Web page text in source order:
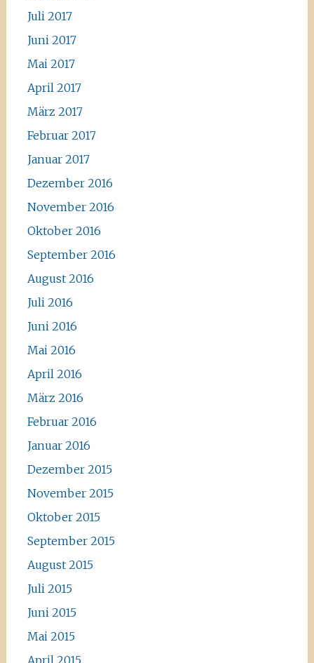
Juli 2017
Juni 2017
Mai 2017
April 2017
März 2017
Februar 2017
Januar 2017
Dezember 2016
November 2016
Oktober 2016
September 2016
August 2016
Juli 2016
Juni 2016
Mai 2016
April 2016
März 2016
Februar 2016
Januar 2016
Dezember 2015
November 2015
Oktober 2015
September 2015
August 2015
Juli 2015
Juni 2015
Mai 2015
April 2015